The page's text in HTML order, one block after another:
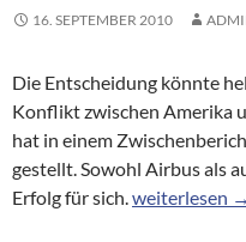
16. SEPTEMBER 2010
Die Entscheidung könnte
Konflikt zwischen Amerika
hat in einem
gestellt. Sowohl Airbus als
Erfolg für sich.Luftfahrt:
weiterlesen →